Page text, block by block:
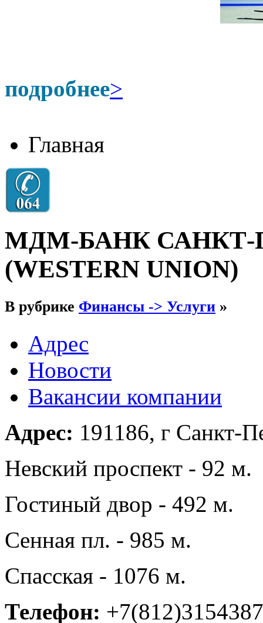
подробнее>
Главная
МДМ-БАНК САНКТ-
(WESTERN UNION)
В рубрике Финансы -> Услуги »
Адрес
Новости
Вакансии компании
Адрес: 191186, г Санкт-
Невский проспект - 92 м.
Гостиный двор - 492 м.
Сенная пл. - 985 м.
Спасская - 1076 м.
Телефон: +7(812)3154387